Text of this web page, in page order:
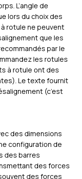
L’angle de
lors du choix des
rotule ne peuvent
que les
par le
les rotules
à rotule ont des
Le texte fournit
(c’est
des dimensions
configuration de
des barres
des forces
des forces